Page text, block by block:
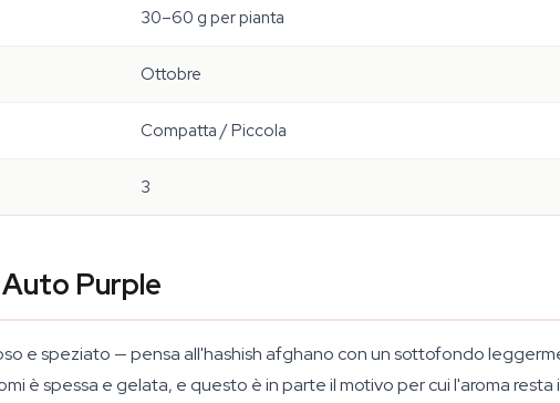
30–60 g per pianta
Ottobre
Compatta / Piccola
3
Purple
e speziato — pensa all'hashish afghano con un sottofondo
è spessa e gelata, e questo è in parte il motivo per cui l'aroma